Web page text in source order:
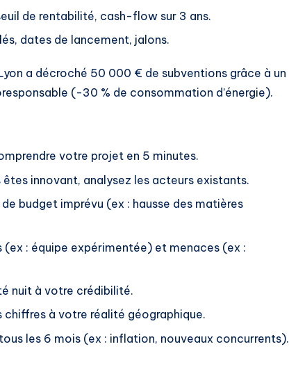
de rentabilité, cash-flow sur 3 ans.
dates de lancement, jalons.
a décroché 50 000 € de subventions grâce à un
(-30 % de consommation d’énergie).
votre projet en 5 minutes.
êtes innovant, analysez les acteurs existants.
de budget imprévu (ex : hausse des matières
: équipe expérimentée) et menaces (ex :
nuit à votre crédibilité.
chiffres à votre réalité géographique.
les 6 mois (ex : inflation, nouveaux concurrents).